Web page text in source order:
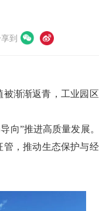
到
渐渐返青，工业园
向”推进高质量发展
，推动生态保护与